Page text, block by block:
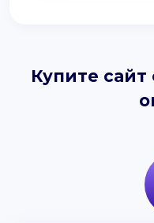
Купите сайт